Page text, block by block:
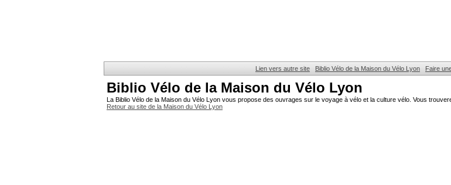
Lien vers autre site Biblio Vélo de la Maison du Vélo Lyon Faire
Biblio Vélo de la Maison du Vélo Lyon
La Biblio Vélo de la Maison du Vélo Lyon vous propose des ouvrages sur le voyage à vélo et la culture vélo. Vous
Retour au site de la Maison du Vélo Lyon